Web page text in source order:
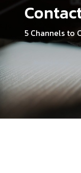
5 Channels to